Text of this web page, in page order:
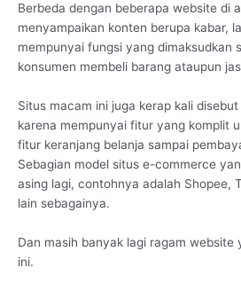
Berbeda dengan beberapa website di
menyampaikan konten berupa kabar,
mempunyai fungsi yang dimaksudkan
konsumen membeli barang ataupun
Situs macam ini juga kerap kali
karena mempunyai fitur yang komplit
fitur keranjang belanja sampai
Sebagian model situs e-commerce
asing lagi, contohnya adalah Shopee,
lain sebagainya.
Dan masih banyak lagi ragam website
ini.